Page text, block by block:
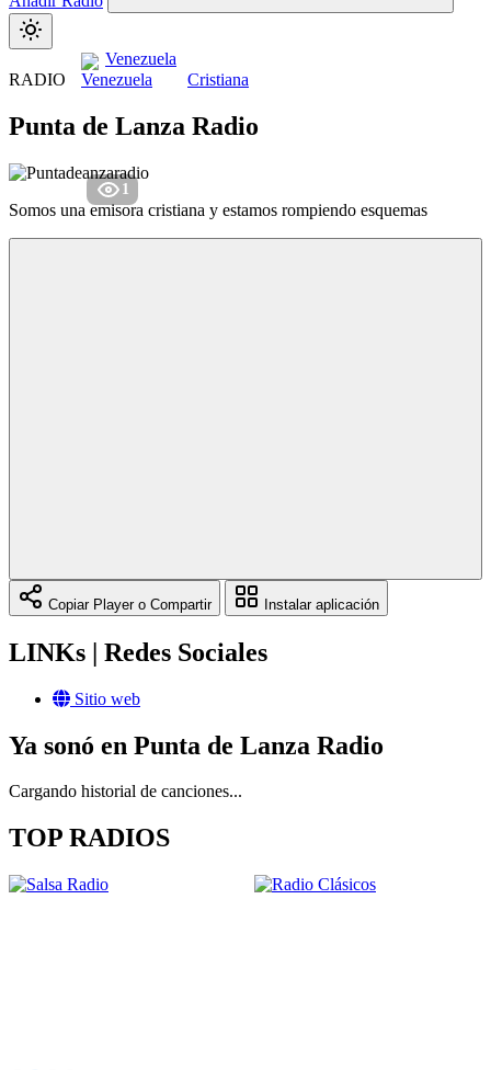
RADIO
Venezuela
Cristiana
Punta de Lanza Radio
1
Somos una emisora cristiana y estamos rompiendo esquemas
Copiar Player o Compartir Instalar aplicación
LINKs | Redes Sociales
Sitio web
Ya sonó en Punta de Lanza Radio
Cargando historial de canciones...
TOP RADIOS